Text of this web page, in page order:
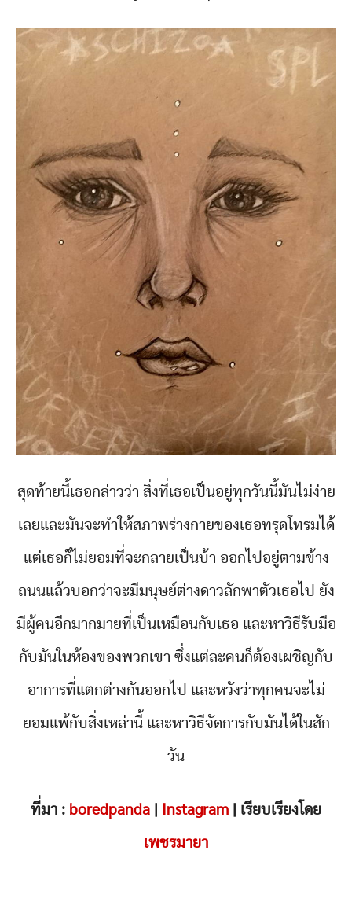
สุดท้ายนี้เธอกล่าวว่า สิ่งที่เธอเป็นอยู่ทุกวันนี้มันไม่ง่าย
เลยและมันจะทำให้สภาพร่างกายของเธอทรุดโทรมได้
แต่เธอก็ไม่ยอมที่จะกลายเป็นบ้า ออกไปอยู่ตามข้าง
ถนนแล้วบอกว่าจะมีมนุษย์ต่างดาวลักพาตัวเธอไป ยัง
มีผู้คนอีกมากมายที่เป็นเหมือนกับเธอ และหาวิธีรับมือ
กับมันในห้องของพวกเขา ซึ่งแต่ละคนก็ต้องเผชิญกับ
อาการที่แตกต่างกันออกไป และหวังว่าทุกคนจะไม่
ยอมแพ้กับสิ่งเหล่านี้ และหาวิธีจัดการกับมันได้ในสัก
วัน
ที่มา : boredpanda Instagram | เรียบเรียงโดย
เพชรมายา